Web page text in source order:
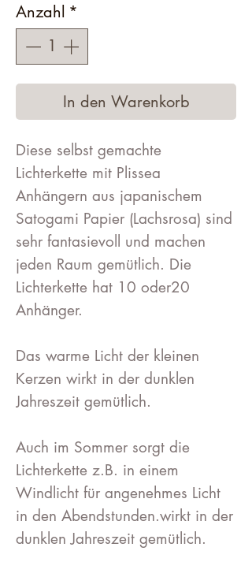
Anzahl *
In den Warenkorb
Diese selbst gemachte
Lichterkette mit Plissea
Anhängern aus japanischem
Satogami Papier (Lachsrosa) sind
sehr fantasievoll und machen
jeden Raum gemütlich. Die
Lichterkette hat 10 oder20
Anhänger.
Das warme Licht der kleinen
Kerzen wirkt in der dunklen
Jahreszeit gemütlich.
Auch im Sommer sorgt die
Lichterkette z.B. in einem
Windlicht für angenehmes Licht
in den Abendstunden.wirkt in der
dunklen Jahreszeit gemütlich.